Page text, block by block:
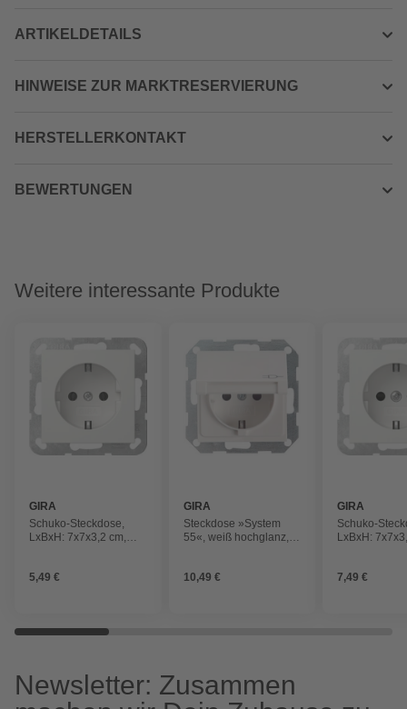
ARTIKELDETAILS
HINWEISE ZUR MARKTRESERVIERUNG
HERSTELLERKONTAKT
BEWERTUNGEN
Weitere interessante Produkte
GIRA
Schuko-Steckdose,
LxBxH: 7x7x3,2 cm,
5,49 €
GIRA
Steckdose »System
55«, weiß hochglanz,
10,49 €
GIRA
Schuko-
LxBxH:
7,49 €
Newsletter: Zusammen